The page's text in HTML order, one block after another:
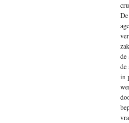
de
de
in